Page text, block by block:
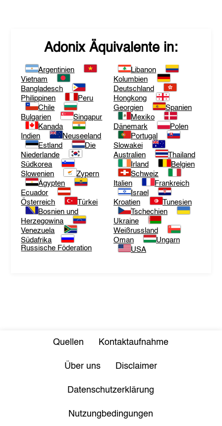
AdonixÄquivalente in:
Argentinien
Vietnam
Bangladesch
Philippinen
Peru
Chile
Bulgarien
Singapur
Kanada
Indien
Neuseeland
Estland
Die
Niederlande
Südkorea
Slowenien
Zypern
Ägypten
Ecuador
Österreich
Türkei
Bosnien und
Herzegowina
Venezuela
Südafrika
Russische Föderation
Libanon
Kolumbien
Deutschland
Hongkong
Georgien
Spanien
Mexiko
Dänemark
Polen
Portugal
Slowakei
Australien
Thailand
Irland
Belgien
Schweiz
Italien
Frankreich
Israel
Kroatien
Tunesien
Tschechien
Ukraine
Weißrussland
Oman
Ungarn
USA
Quellen Kontaktaufnahme
Über uns Disclaimer
Datenschutzerklärung
Nutzungbedingungen